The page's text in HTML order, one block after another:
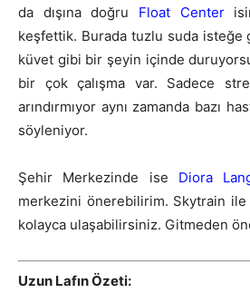
da dışına doğru Float Center
keşfettik. Burada tuzlu suda isteğe
küvet gibi bir şeyin içinde
bir çok çalışma var. Sadece
arındırmıyor aynı zamanda bazı
söyleniyor.
Şehir Merkezinde ise Diora
merkezini önerebilirim. Skytrain ile
kolayca ulaşabilirsiniz. Gitmeden
Uzun Lafın Özeti: